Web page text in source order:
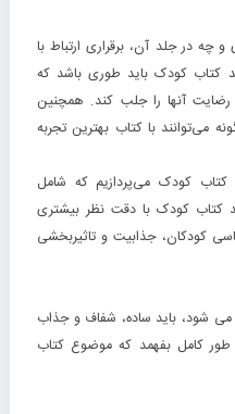
در جلد آن، برقراری ارتباط با
کودک باید طوری باشد که
آنها را جلب کند. همچنین
می‌توانند با کتاب بهترین تجربه
کتاب کودک می‌پردازیم که شامل
کتاب کودک با دقت نظر بیشتری
کودکان، جذابیت و تاثیربخشی
شود، باید ساده، شفاف و جذاب
طور کامل بفهمد که موضوع کتاب